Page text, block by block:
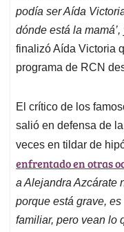
podía ser Aída
dónde está la
finalizó Aída Victoria
programa de RCN
El crítico de los
salió en defensa de
veces en tildar de
enfrentado en otras
a Alejandra Azcárate
porque está grave,
familiar, pero vean lo